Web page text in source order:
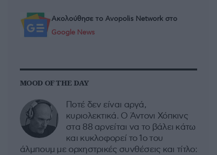
Ακολούθησε το Avopolis Network στο
Google News
MOOD OF THE DAY
Ποτέ δεν είναι αργά,
κυριολεκτικά. Ο Άντονι Χόπκινς
στα 88 αρνείται να το βάλει κάτω
και κυκλοφορεί το 1ο του
άλμπουμ με ορχηστρικές συνθέσεις και τίτλο: